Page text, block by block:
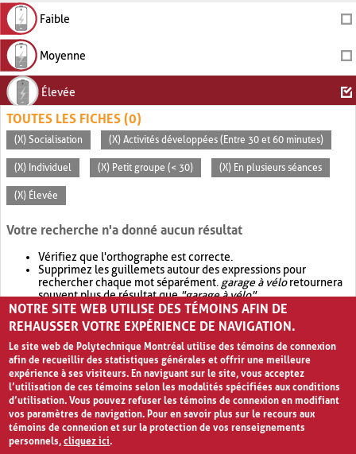
Faible
Moyenne
Élevée
TOUTES LES FICHES (0)
(X) Socialisation (X) Activités développées (Entre 30 et 60 minutes)
(X) Individuel (X) Petit groupe (< 30) (X) En plusieurs séances
(X) Élevée
Votre recherche n'a donné aucun résultat
Vérifiez que l'orthographe est correcte.
Supprimez les guillemets autour des expressions pour
rechercher chaque mot séparément. garage à véloretournera
souvent plus de résultat que"garage à vélo".
Envisagez d'élargir votre recherche avec OR.garage OR vélo
retournera souvent plus de résultat quegarage à vélo
NOTRE SITE WEB UTILISE DES TÉMOINS AFIN DE
REHAUSSER VOTRE EXPÉRIENCE DE NAVIGATION.
Le site web de Polytechnique Montréal utilise des témoins de connexion
afin de recueillir des statistiques générales et offrir une meilleure
expérience à ses visiteurs. En naviguant sur le site, vous acceptez
l’utilisation de ces témoins selon les modalités spécifiées aux conditions
d’utilisation. Vous pouvez refuser les témoins de connexion en modifiant
vos paramètres de navigation. Pour en savoir plus sur le recours aux
témoins de connexion et sur la protection de vos renseignements
personnels,cliquez ici.